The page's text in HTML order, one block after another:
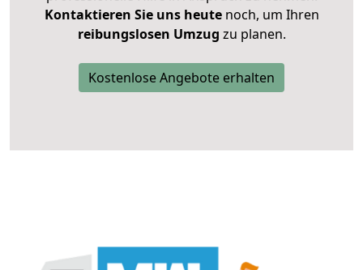
Kontaktieren Sie uns heutenoch, um Ihren
reibungslosen Umzug zu planen.
Kostenlose Angebote erhalten